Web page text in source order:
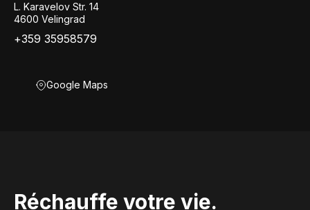
L. Karavelov Str. 14
4600 Velingrad
+359 35958579
Google Maps
Réchauffe votre vie.